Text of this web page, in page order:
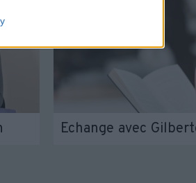
Echange avec